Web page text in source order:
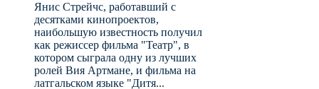
Янис Стрейчс, работавший с
десятками кинопроектов,
наибольшую известность получил
как режиссер фильма "Театр", в
котором сыграла одну из лучших
ролей Вия Артмане, и фильма на
латгальском языке "Дитя...